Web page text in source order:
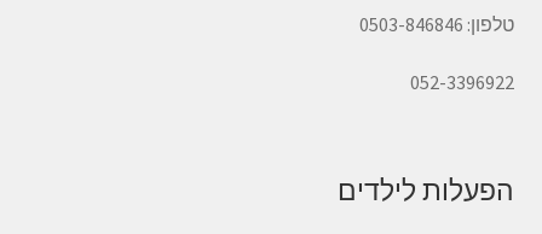
טלפון: 0503-846846
052-3396922
הפעלות לילדים